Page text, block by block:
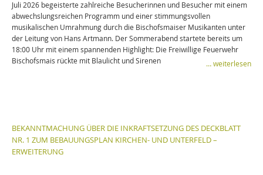
Juli 2026 begeisterte zahlreiche Besucherinnen und Besucher mit einem
abwechslungsreichen Programm und einer stimmungsvollen
musikalischen Umrahmung durch die Bischofsmaiser Musikanten unter
der Leitung von Hans Artmann. Der Sommerabend startete bereits um
18:00 Uhr mit einem spannenden Highlight: Die Freiwillige Feuerwehr
Bischofsmais rückte mit Blaulicht und Sirenen
… weiterlesen
BEKANNTMACHUNG ÜBER DIE INKRAFTSETZUNG DES DECKBLATT
NR. 1 ZUM BEBAUUNGSPLAN KIRCHEN- UND UNTERFELD –
ERWEITERUNG